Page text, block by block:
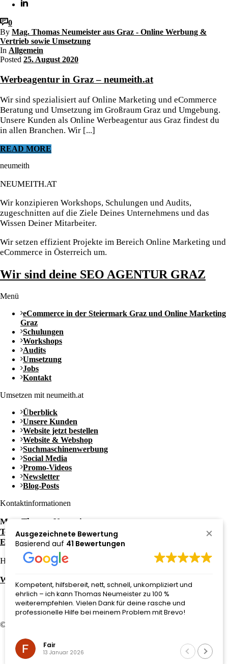
0
By Mag. Thomas Neumeister aus Graz - Online Werbung &
Vertrieb sowie Umsetzung
In Allgemein
Posted 25. August 2020
Werbeagentur in Graz – neumeith.at
Wir sind spezialisiert auf Online Marketing und eCommerce
Beratung und Umsetzung im Großraum Graz und Umgebung.
Unsere Kunden als Online Werbeagentur aus Graz findest du
in allen Branchen. Wir [...]
READ MORE
neumeith
NEUMEITH.AT
Wir konzipieren Workshops, Schulungen und Audits,
zugeschnitten auf die Ziele Deines Unternehmens und das
Wissen Deiner Mitarbeiter.
Wir setzen effizient Projekte im Bereich Online Marketing und
eCommerce in Österreich um.
Wir sind deine SEO AGENTUR GRAZ
Menü
eCommerce in der Steiermark Graz und Online Marketing
Graz
Schulungen
Workshops
Audits
Umsetzung
Jobs
Kontakt
Umsetzen mit neumeith.at
Überblick
Unsere Kunden
Website jetzt bestellen
Website & Webshop
Suchmaschinenwerbung
Social Media
Promo-Videos
Newsletter
Blog-Posts
Kontaktinformationen
Mag. Thomas Neumeister
Tel.: +43 650 / 3052081
E-Mail: office@neumeith.at
Häufige Fragen zu:
Website kaufen in Graz
© 2026 Website von
Impressum
Datenschutzerklärung
Ausgezeichnete Bewertung
Basierend auf 41 Bewertungen
Kompetent, hilfsbereit, nett, schnell, unkompliziert und
ehrlich – ich kann Thomas Neumeister zu 100 %
weiterempfehlen. Vielen Dank für deine rasche und
professionelle Hilfe bei meinem Problem mit Brevo!
Fair
13 Januar 2026